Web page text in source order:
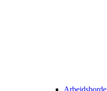
Arbejdsborde